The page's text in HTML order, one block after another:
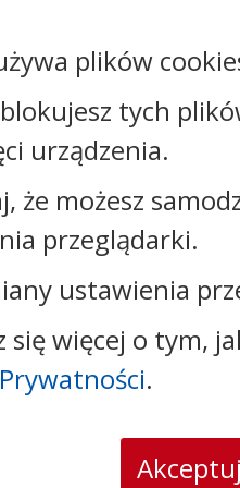
Kontakt:
e-mail:
skrytka
plików
tych
urządzenia.
że możesz
przeglądarki.
ustawienia
się więcej o tym,
.